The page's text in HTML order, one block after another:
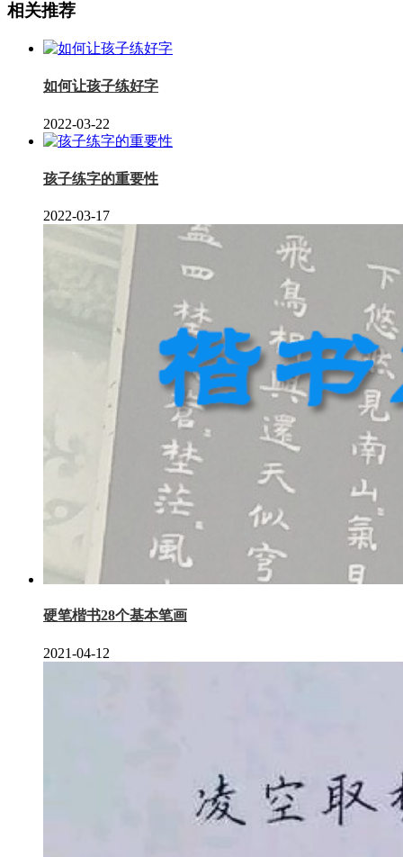
相关推荐
如何让孩子练好字
2022-03-22
孩子练字的重要性
2022-03-17
硬笔楷书28个基本笔画
2021-04-12